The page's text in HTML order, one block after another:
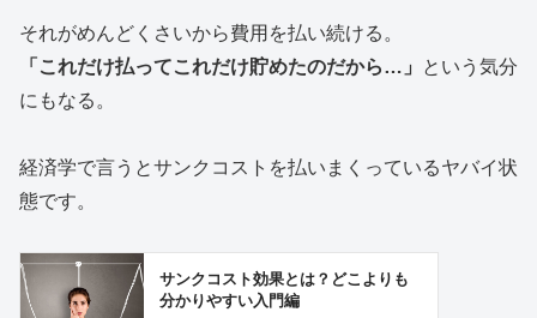
それがめんどくさいから費用を払い続ける。
「これだけ払ってこれだけ貯めたのだから…」
という気分
にもなる。
経済学で言うとサンクコストを払いまくっているヤバイ状
態です。